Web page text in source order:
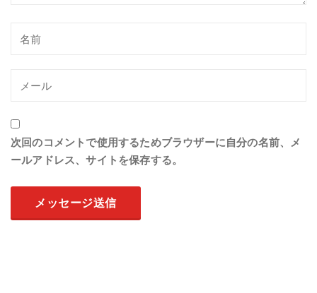
次回のコメントで使用するためブラウザーに自分の名前、メ
ールアドレス、サイトを保存する。